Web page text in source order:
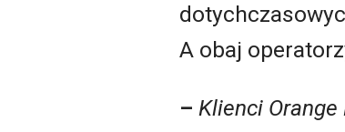
A obaj
– Klienci